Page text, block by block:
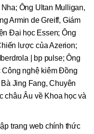
Ông Ultan Mulligan,
Armin de Greiff, Giám
Đại học Essen; Ông
lược của Azerion;
| bp pulse; Ông
Công nghệ kiêm Đồng
Jing Fang, Chuyên
châu Âu về Khoa học và
trang web chính thức